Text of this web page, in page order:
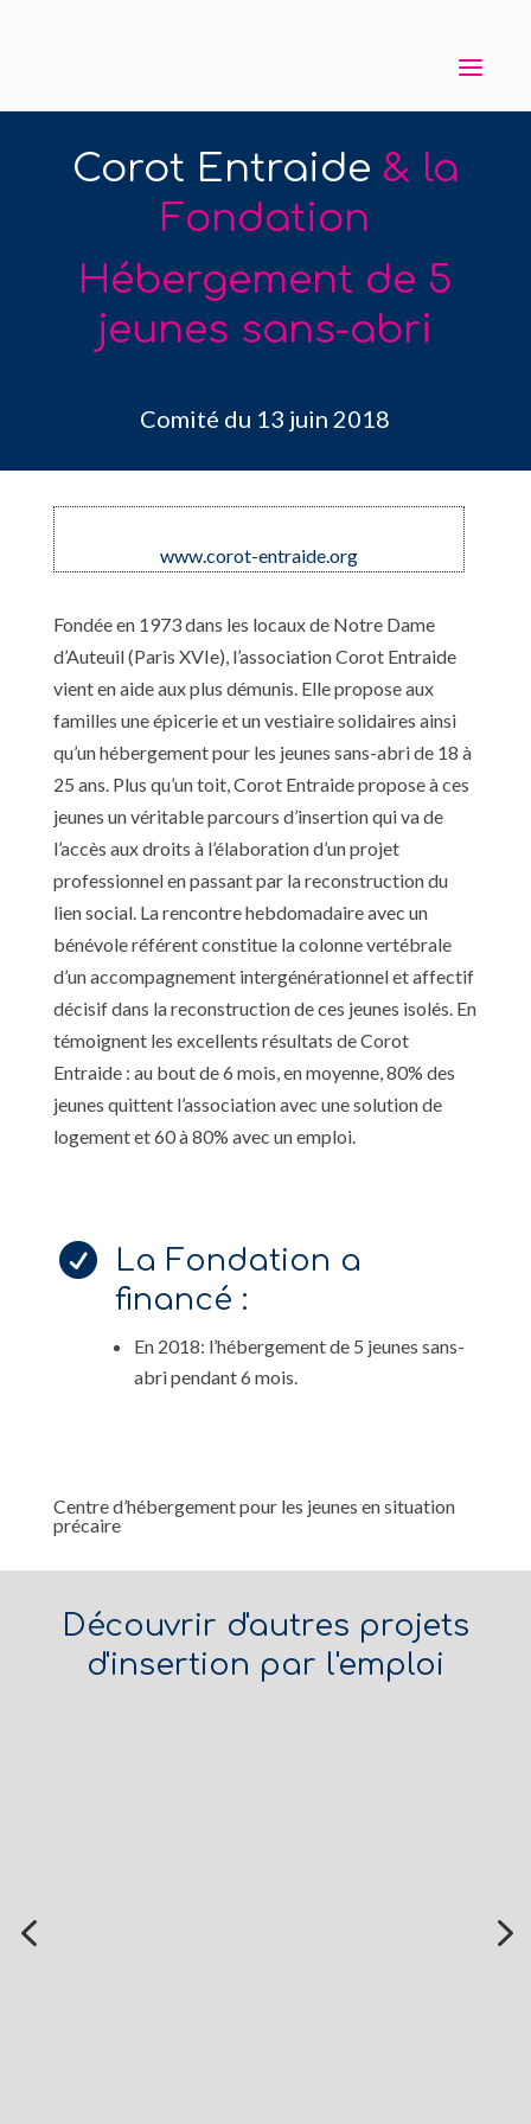
Corot Entraide & la
Fondation
Hébergement de 5
jeunes sans-abri
Comité du 13 juin 2018
www.corot-entraide.org
Fondée en 1973 dans les locaux de Notre Dame
d’Auteuil (Paris XVIe), l’association Corot Entraide
vient en aide aux plus démunis. Elle propose aux
familles une épicerie et un vestiaire solidaires ainsi
qu’un hébergement pour les jeunes sans-abri de 18 à
25 ans. Plus qu’un toit, Corot Entraide propose à ces
jeunes un véritable parcours d’insertion qui va de
l’accès aux droits à l’élaboration d’un projet
professionnel en passant par la reconstruction du
lien social. La rencontre hebdomadaire avec un
bénévole référent constitue la colonne vertébrale
d’un accompagnement intergénérationnel et affectif
décisif dans la reconstruction de ces jeunes isolés. En
témoignent les excellents résultats de Corot
Entraide : au bout de 6 mois, en moyenne, 80% des
jeunes quittent l’association avec une solution de
logement et 60 à 80% avec un emploi.

La Fondation a
financé :
En 2018: l’hébergement de 5 jeunes sans-
abri pendant 6 mois.
Centre d’hébergement pour les jeunes en situation
précaire
Découvrir d'autres projets
d'insertion par l'emploi